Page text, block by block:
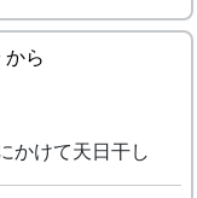
って稲を刈り
日干しにす
2000-10-07
足が心配され
通り、３日に
あう勇気を
、単に米作
誇る岩座神
極的に協力し
ら
かけて天日干し